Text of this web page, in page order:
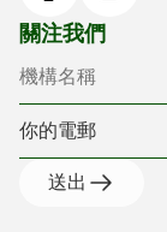
關注我們
機構名稱
你的電郵
送出